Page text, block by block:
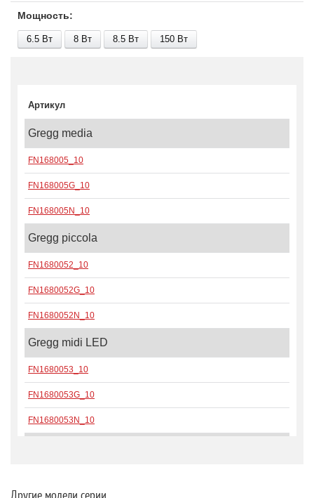
Мощность:
6.5 Вт 8 Вт 8.5 Вт 150 Вт
Артикул
Gregg media
FN168005_10
FN168005G_10
FN168005N_10
Gregg piccola
FN1680052_10
FN1680052G_10
FN1680052N_10
Gregg midi LED
FN1680053_10
FN1680053G_10
FN1680053N_10